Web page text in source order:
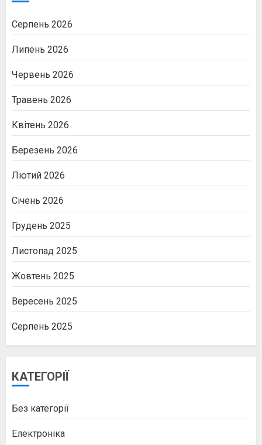
Серпень 2026
Липень 2026
Червень 2026
Травень 2026
Квітень 2026
Березень 2026
Лютий 2026
Січень 2026
Грудень 2025
Листопад 2025
Жовтень 2025
Вересень 2025
Серпень 2025
КАТЕГОРІЇ
Без категорії
Електроніка